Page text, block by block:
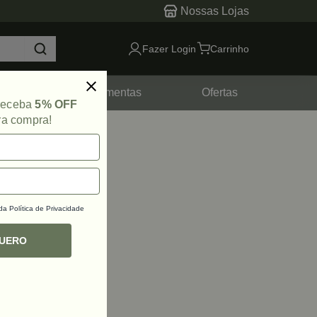
Nossas Lojas
Fazer Login Carrinho
Ferramentas
Ofertas
5% OFF
compra!
Política de Privacidade